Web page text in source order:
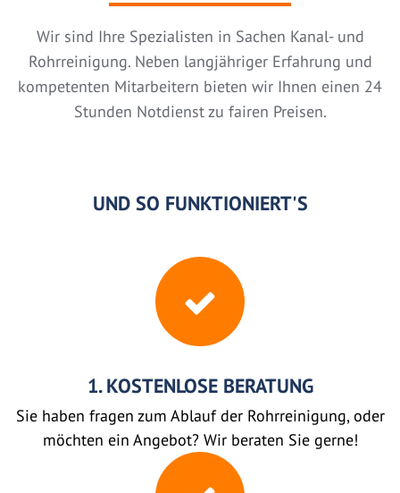
Wir sind Ihre Spezialisten in Sachen Kanal- und
Rohrreinigung. Neben langjähriger Erfahrung und
kompetenten Mitarbeitern bieten wir Ihnen einen 24
Stunden Notdienst zu fairen Preisen.
UND SO FUNKTIONIERT'S
1. KOSTENLOSE BERATUNG
Sie haben fragen zum Ablauf der Rohrreinigung, oder
möchten ein Angebot? Wir beraten Sie gerne!